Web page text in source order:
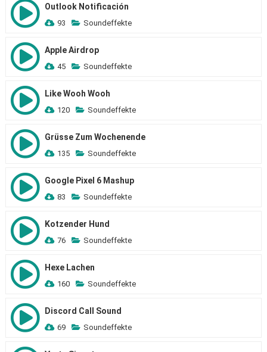
Outlook Notificación
93 Soundeffekte
Apple Airdrop
45 Soundeffekte
Like Wooh Wooh
120 Soundeffekte
Grüsse Zum Wochenende
135 Soundeffekte
Google Pixel 6 Mashup
83 Soundeffekte
Kotzender Hund
76 Soundeffekte
Hexe Lachen
160 Soundeffekte
Discord Call Sound
69 Soundeffekte